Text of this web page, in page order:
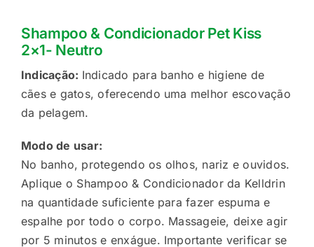
Shampoo & Condicionador Pet Kiss
2×1- Neutro
Indicação: Indicado para banho e higiene de
cães e gatos, oferecendo uma melhor escovação
da pelagem.
Modo de usar:
No banho, protegendo os olhos, nariz e ouvidos.
Aplique o Shampoo & Condicionador da Kelldrin
na quantidade suficiente para fazer espuma e
espalhe por todo o corpo. Massageie, deixe agir
por 5 minutos e enxágue. Importante verificar se